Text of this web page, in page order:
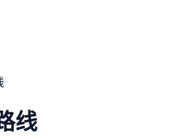
线